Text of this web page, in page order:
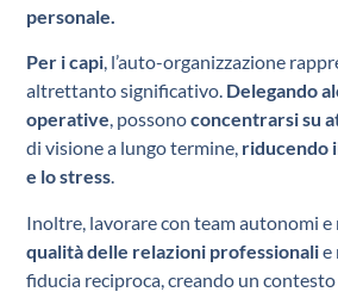
personale.
Per i capi, l’auto-organizzazione
altrettanto significativo. Delegando
operative, possonoconcentrarsi su
di visione a lungo termine, riducendo
e lo stress.
Inoltre, lavorare con team autonomi
qualità delle relazioni professionalie
fiducia reciproca, creando un